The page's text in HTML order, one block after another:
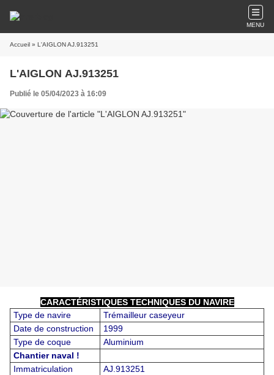
MENU
Accueil » L'AIGLON AJ.913251
L'AIGLON AJ.913251
Publié le 05/04/2023 à 16:09
CARACTÉRISTIQUES TECHNIQUES DU NAVIRE
Type de navire
Trémailleur caseyeur
Date de construction
1999
Type de coque
Aluminium
Chantier naval !
Immatriculation
AJ.913251